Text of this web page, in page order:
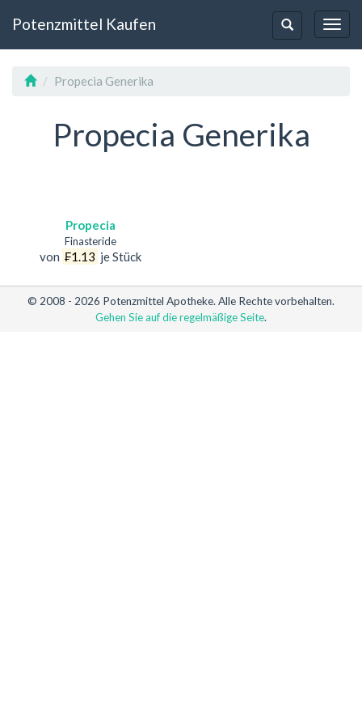
Toggle-
Navigation
Potenzmittel Kaufen
Propecia Generika
Propecia Generika
Propecia
Finasteride
von ₣1.13 je Stück
© 2008 - 2026 Potenzmittel Apotheke. Alle Rechte vorbehalten.
Gehen Sie auf die regelmäßige Seite.